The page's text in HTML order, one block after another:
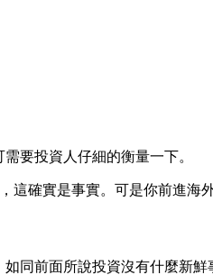
要投資人仔細的衡量一下。
確實是事實。可是你前進海
同前面所說投資沒有什麼新